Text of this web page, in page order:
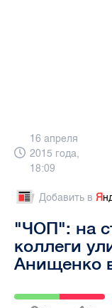
16 апреля
2015 года,
18:09
Добавить в Я
"ЧОП": на
коллеги
Анищенко